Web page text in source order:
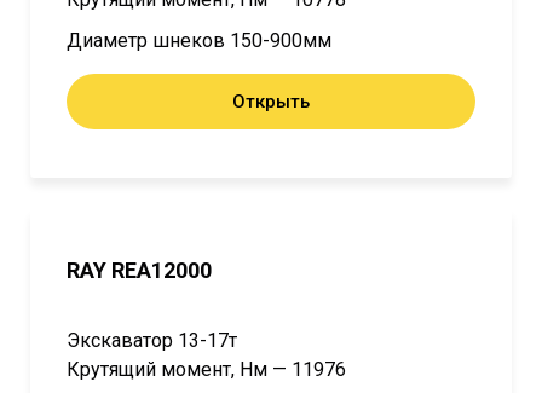
Диаметр шнеков 150-900мм
Открыть
RAY REA12000
Экскаватор 13-17т
Крутящий момент, Нм — 11976